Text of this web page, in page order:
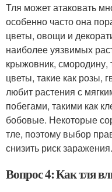
Тля может атаковать
особенно часто она
цветы, овощи и
наиболее уязвимых
крыжовник,
цветы, такие как розы,
любит растения с
побегами, такими как
бобовые. Некоторые
тле, поэтому выбор
снизить риск заражения.
Вопрос 4: Как тля